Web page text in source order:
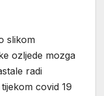
slikom
ozljede mozga
radi
covid 19